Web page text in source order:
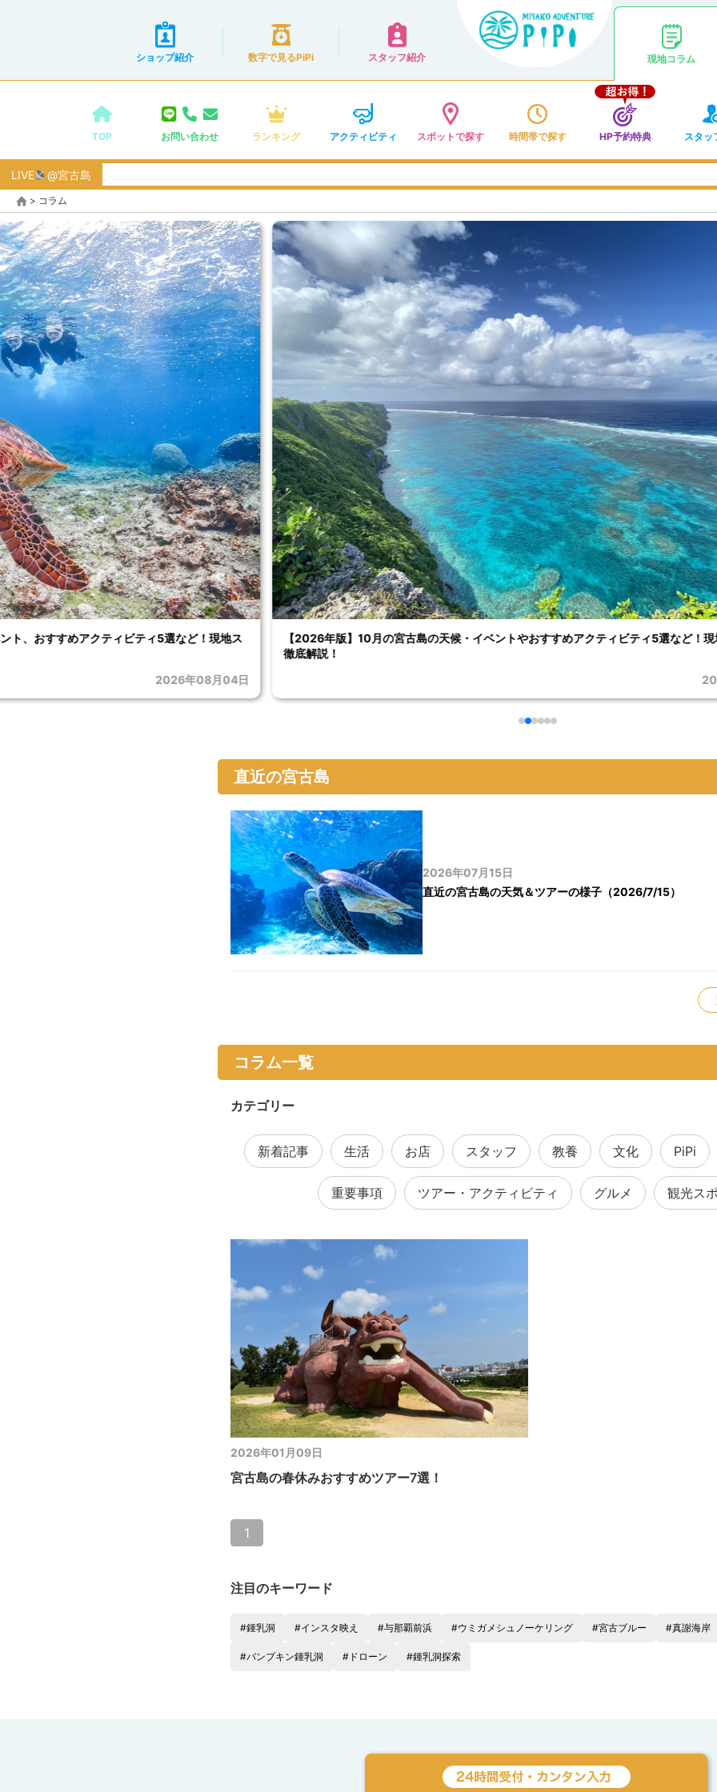
ショップ紹介 数字で見るPiPi スタッフ紹介 現地コラム
TOP お問い合わせ ランキング アクティビティ スポットで探す 時間帯で探す HP予約特典 スタッ
LIVE @宮古島
> コラム
めアクティビティ5選など！現地スタッフが
2026年07月31日
宮古島でバナナボート体験！料金や所要時間・おすすめスポットまで徹底解説します
直近の宮古島
2026年07月15日
直近の宮古島の天気＆ツアーの様子（2026/7/15）
コラム一覧
カテゴリー
新着記事 生活 お店 スタッフ 教養 文化 PiPi
重要事項 ツアー・アクティビティ グルメ 観光ス
2026年01月09日
宮古島の春休みおすすめツアー7選！
1
注目のキーワード
#鍾乳洞 #インスタ映え #与那覇前浜 #ウミガメシュノーケリング #宮古ブルー #真謝海岸
#パンプキン鍾乳洞 #ドローン #鍾乳洞探索